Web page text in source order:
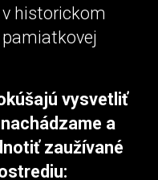
historickom
vysvetliť
a
zaužívané